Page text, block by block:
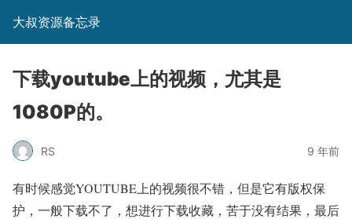
大叔资源备忘录
下载youtube上的视频，尤其是
1080P的。
RS 9 年前
有时候感觉YOUTUBE上的视频很不错，但是它有版权保
护，一般下载不了，想进行下载收藏，苦于没有结果，最后